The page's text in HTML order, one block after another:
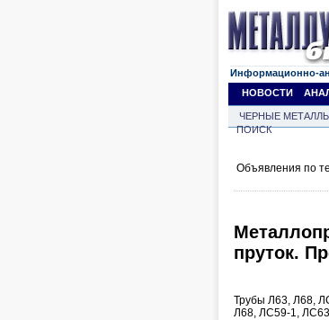
Информационно-
НОВОСТИ
ЧЕРНЫЕ
ПОИСК
Объявления по
пруток.
Трубы Л63, Л68,
Л68, ЛС59-1,